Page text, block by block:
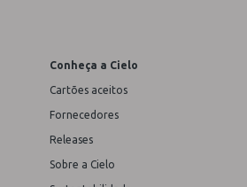
Conheça a Cielo
Cartões aceitos
Fornecedores
Releases
Sobre a Cielo